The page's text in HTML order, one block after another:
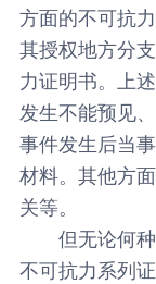
方面的不可抗
其授权地方分
力证明书。上
发生不能预见
事件发生后当
材料。其他方
关等。
但无论何种
不可抗力系列